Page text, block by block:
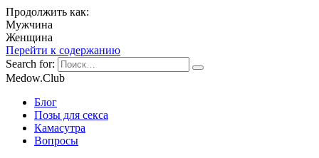
Продолжить как:
Мужчина
Женщина
Перейти к содержанию
Search for:
Medow.Club
Блог
Позы для секса
Камасутра
Вопросы